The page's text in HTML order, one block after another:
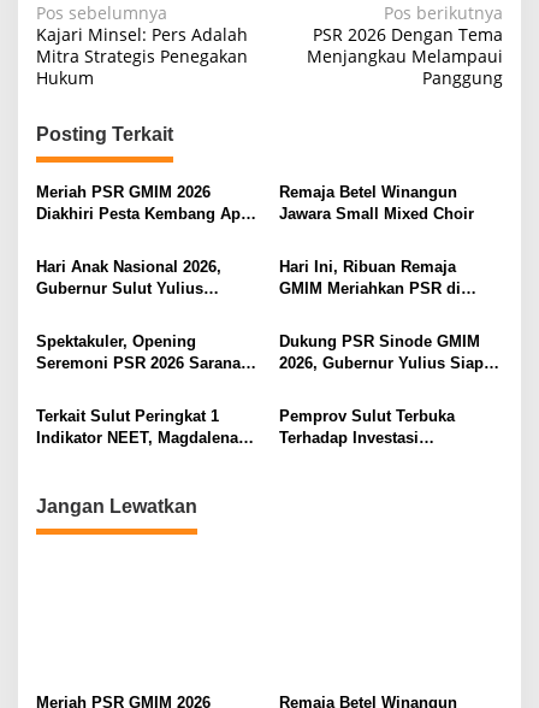
N
a
v
i
g
a
s
i
p
s
Pos sebelumnya
Kajari Minsel: Pers Adalah
Mitra Strategis Penegakan
Hukum
Pos berikutnya
PSR 2026 Dengan Tema
Menjangkau Melampaui
Panggung
Posting Terkait
Meriah PSR GMIM 2026
Diakhiri Pesta Kembang Api,
dan Terima Kasih
Remaja Betel Winangun
Jawara Small Mixed Choir
Hari Anak Nasional 2026,
Gubernur Sulut Yulius
Ruang Aman Bagi Anak, di
Lingkungan Fisik Maupun di
Hari Ini, Ribuan Remaja
GMIM Meriahkan PSR di
Spektakuler, Opening
Seremoni PSR 2026 Sarana
Pererat Persaudaraan
Dukung PSR Sinode GMIM
2026, Gubernur Yulius Siap
Pembukaan
Terkait Sulut Peringkat 1
Indikator NEET, Magdalena
Tidak Timbul Persepsi Keliru
di Masyarakat
Pemprov Sulut Terbuka
Terhadap Investasi
Jangan Lewatkan
Meriah PSR GMIM 2026 Remaja Betel Winangun